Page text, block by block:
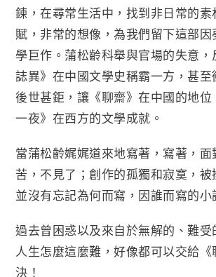
鍊，在尋常生活中，找到非日常的素
賦，非常的想像，為我們留下這部
學巨作。蒲松齡科舉與官場的失意，
誌異》在中國文學史稱霸一方，甚
後世甚鉅，讓《聊齋》在中國的地位
一夜》在西方的文學成就。
當蒲松齡娓娓道來地寫著，寫著，
苦，不見了；創作的孤獨和寂寞，
並沒有忘記為何而寫，因誰而寫的小
過去曾困惑以及來自於無解的、難
人生怎麼這麼難，好像都可以交給
決！